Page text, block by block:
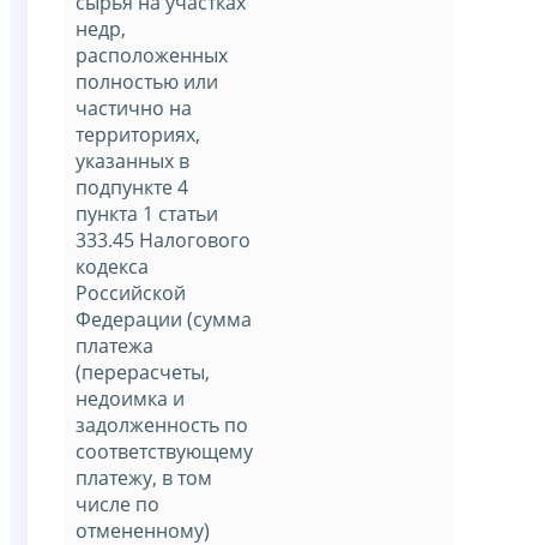
недр,
расположенных
полностью или
частично на
территориях,
указанных в
подпункте 4
пункта 1 статьи
333.45 Налогового
кодекса
Российской
Федерации (сумма
платежа
(перерасчеты,
недоимка и
задолженность по
соответствующему
платежу, в том
числе по
отмененному)